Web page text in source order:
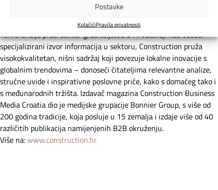
Postavke
KolačićiPravila privatnosti
Construction by Mineral&Gradnja poslovna je medijska platforma
koja kroz tiskani magazin, portal, newsletter i stručne
konferencije prati sektor graditeljstva u Hrvatskoj. Kao vodeći
specijalizirani izvor informacija u sektoru, Construction pruža
visokokvalitetan, nišni sadržaj koji povezuje lokalne inovacije s
globalnim trendovima – donoseći čitateljima relevantne analize,
stručne uvide i inspirativne poslovne priče, kako s domaćeg tako i
s međunarodnih tržišta. Izdavač magazina Construction Business
Media Croatia dio je medijske grupacije Bonnier Group, s više od
200 godina tradicije, koja posluje u 15 zemalja i izdaje više od 40
različitih publikacija namijenjenih B2B okruženju.
Više na:www.construction.hr